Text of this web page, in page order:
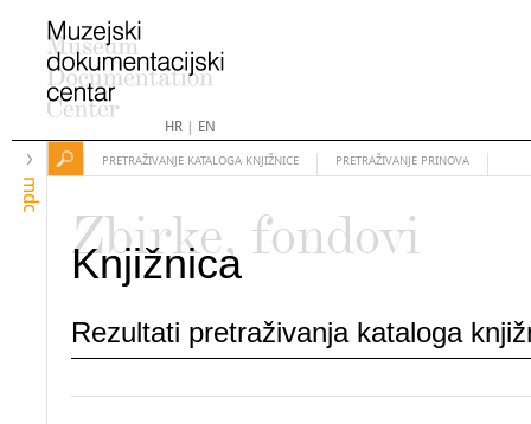
HR| EN
mdc
PRETRAŽIVANJE KATALOGA KNJIŽNICE PRETRAŽIVANJE PRINOVA
Zbirke, fondovi
Knjižnica
Rezultati pretraživanja kataloga